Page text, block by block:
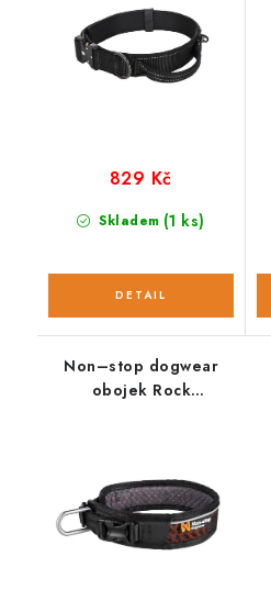
Skladem (1 ks)
829 Kč
Non–stop dogwear
obojek Rock